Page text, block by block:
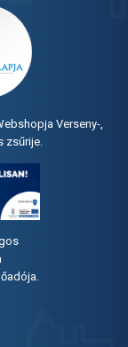
Verseny-,
zsűrije.